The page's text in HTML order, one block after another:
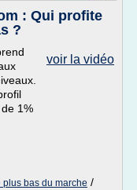
: Qui profite
?
voir la vidéo
1%
bas du marche /